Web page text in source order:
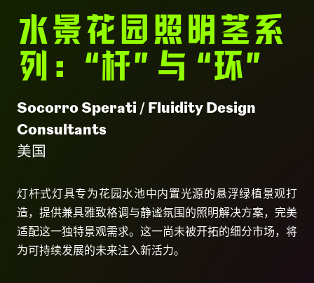
水景花园照明茎系
列：“杆” 与 “环”
Socorro Sperati / Fluidity Design
Consultants
美国
灯杆式灯具专为花园水池中内置光源的悬浮绿植景观打
造，提供兼具雅致格调与静谧氛围的照明解决方案，完美
适配这一独特景观需求。这一尚未被开拓的细分市场，将
为可持续发展的未来注入新活力。